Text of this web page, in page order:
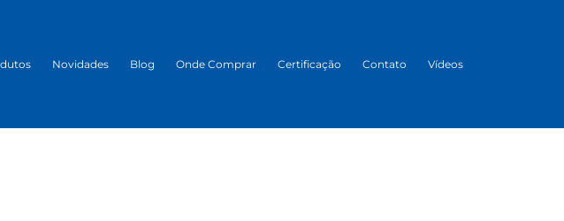
Novidades Blog Onde Comprar Certificação Contato Vídeos